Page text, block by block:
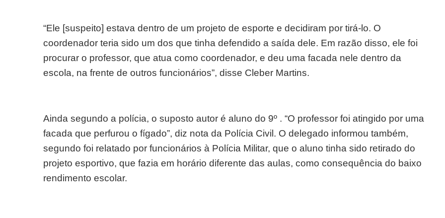
“Ele [suspeito] estava dentro de um projeto de esporte e decidiram por tirá-lo. O
coordenador teria sido um dos que tinha defendido a saída dele. Em razão disso, ele foi
procurar o professor, que atua como coordenador, e deu uma facada nele dentro da
escola, na frente de outros funcionários”, disse Cleber Martins.
Ainda segundo a polícia, o suposto autor é aluno do 9º . “O professor foi atingido por uma
facada que perfurou o fígado”, diz nota da Polícia Civil. O delegado informou também,
segundo foi relatado por funcionários à Polícia Militar, que o aluno tinha sido retirado do
projeto esportivo, que fazia em horário diferente das aulas, como consequência do baixo
rendimento escolar.